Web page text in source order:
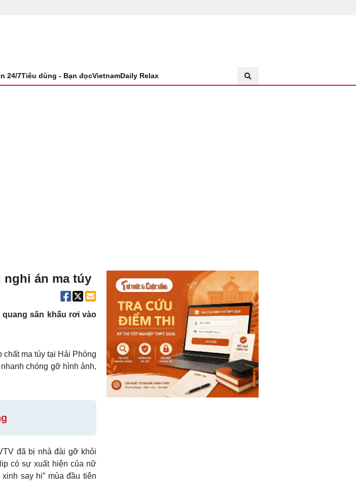
24/7Tiêu dùng - Bạn đọcVietnamDaily Relax
nghi án ma túy
sân khấu rơi vào
ma túy tại Hải Phòng
chóng gỡ hình ảnh,
đã bị nhà đài gỡ khỏi
có sự xuất hiện của nữ
say hi” mùa đầu tiên